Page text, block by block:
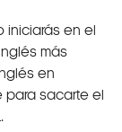
iniciarás en el
más
en
para sacarte el